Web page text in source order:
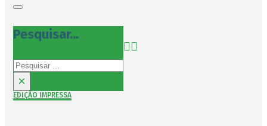
Pesquisar...
Pesquisar
×
EDIÇÃO IMPRESSA